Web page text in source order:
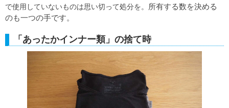
で使用していないものは思い切って処分を。
所有する数を決める
のも一つの手です。
「あったかインナー類」の捨て時